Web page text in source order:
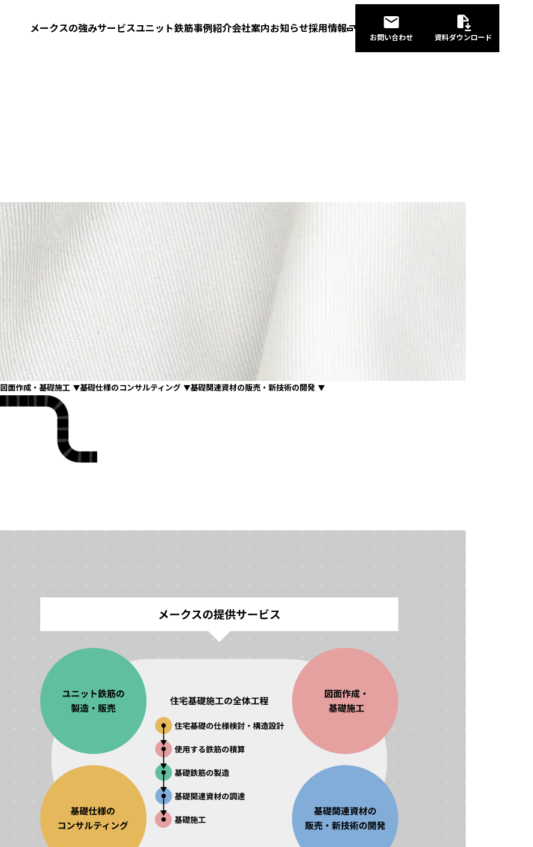
メークスの強みサービスユニット鉄筋事例紹介会社案内お知らせ採用情報
お問い合わせ 資料ダウンロード
図面作成・基礎施工 基礎仕様のコンサルティング 基礎関連資材の販売・新技術の開発